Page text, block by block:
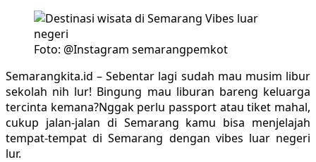
Foto: @Instagram semarangpemkot
Semarangkita.id – Sebentar lagi sudah mau musim libur
sekolah nih lur! Bingung mau liburan bareng keluarga
tercinta kemana?Nggak perlu passport atau tiket mahal,
cukup jalan-jalan di Semarang kamu bisa menjelajah
tempat-tempat di Semarang dengan vibes luar negeri
lur.